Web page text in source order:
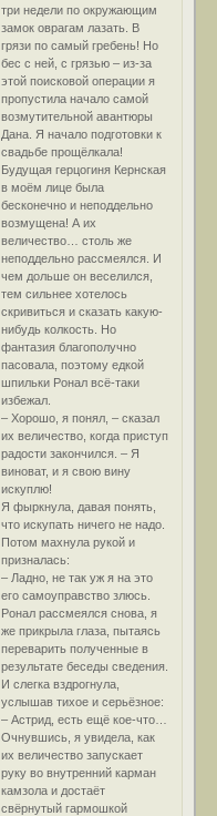
три недели по окружающим
замок оврагам лазать. В
грязи по самый гребень! Но
бес с ней, с грязью – из-за
этой поисковой операции я
пропустила начало самой
возмутительной авантюры
Дана. Я начало подготовки к
свадьбе прощёлкала!
Будущая герцогиня Кернская
в моём лице была
бесконечно и неподдельно
возмущена! А их
величество… столь же
неподдельно рассмеялся. И
чем дольше он веселился,
тем сильнее хотелось
скривиться и сказать какую-
нибудь колкость. Но
фантазия благополучно
пасовала, поэтому едкой
шпильки Ронал всё-таки
избежал.
– Хорошо, я понял, – сказал
их величество, когда приступ
радости закончился. – Я
виноват, и я свою вину
искуплю!
Я фыркнула, давая понять,
что искупать ничего не надо.
Потом махнула рукой и
призналась:
– Ладно, не так уж я на это
его самоуправство злюсь.
Ронал рассмеялся снова, я
же прикрыла глаза, пытаясь
переварить полученные в
результате беседы сведения.
И слегка вздрогнула,
услышав тихое и серьёзное:
– Астрид, есть ещё кое-что…
Очнувшись, я увидела, как
их величество запускает
руку во внутренний карман
камзола и достаёт
свёрнутый гармошкой